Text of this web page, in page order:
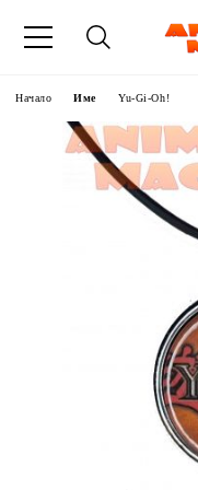
Начало Име Yu-Gi-Oh!